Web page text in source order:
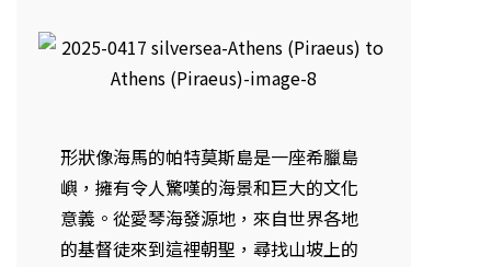
形狀像海馬的帕特莫斯島是一座希臘島
嶼，擁有令人驚嘆的海景和巨大的文化
意義。從愛琴海發源地，來自世界各地
的基督徒來到這裡朝聖，尋找山坡上的